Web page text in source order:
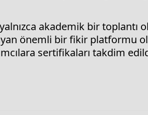
akademik bir toplantı
önemli bir fikir platformu
sertifikaları takdim